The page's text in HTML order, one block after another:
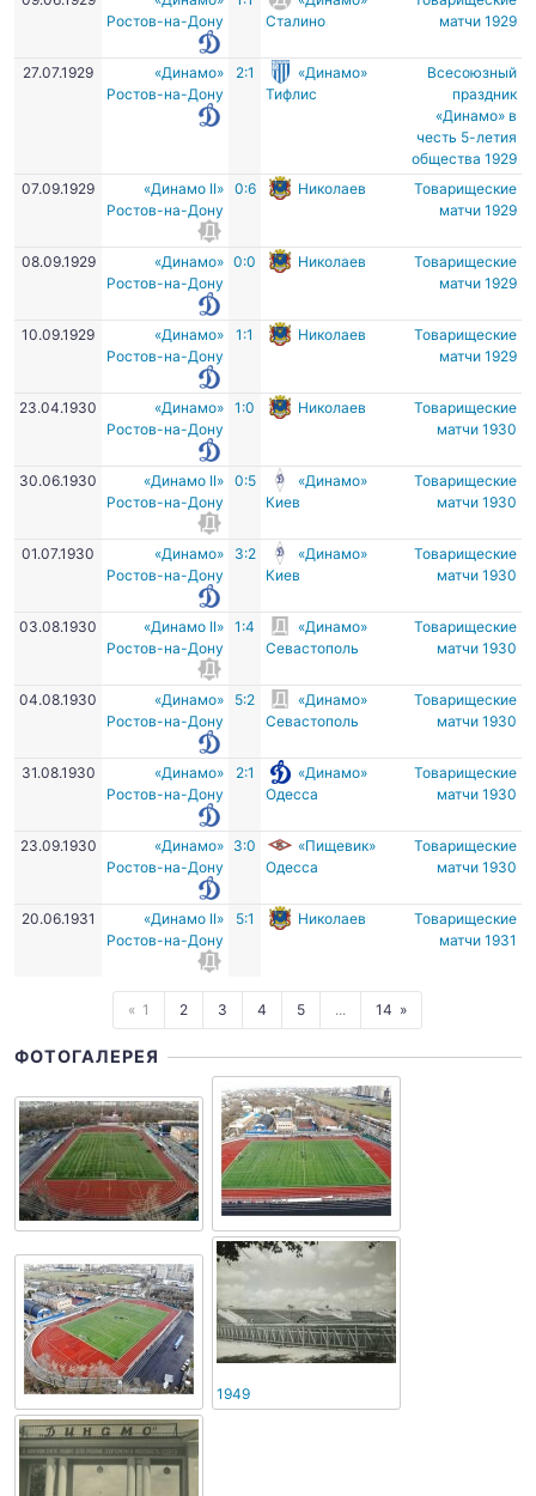
Ростов-на-Дону
Сталино
матчи 1929
27.07.1929
«Динамо»
Ростов-на-Дону
2:1
«Динамо»
Тифлис
Всесоюзный
праздник
«Динамо» в
честь 5-летия
общества 1929
07.09.1929
«Динамо II»
Ростов-на-Дону
0:6 Николаев
Товарищеские
матчи 1929
08.09.1929
«Динамо»
Ростов-на-Дону
0:0 Николаев
Товарищеские
матчи 1929
10.09.1929
«Динамо»
Ростов-на-Дону
1:1 Николаев
Товарищеские
матчи 1929
23.04.1930
«Динамо»
Ростов-на-Дону
1:0 Николаев
Товарищеские
матчи 1930
30.06.1930
«Динамо II»
Ростов-на-Дону
0:5
«Динамо»
Киев
Товарищеские
матчи 1930
01.07.1930
«Динамо»
Ростов-на-Дону
3:2
«Динамо»
Киев
Товарищеские
матчи 1930
03.08.1930
«Динамо II»
Ростов-на-Дону
1:4
«Динамо»
Севастополь
Товарищеские
матчи 1930
04.08.1930
«Динамо»
Ростов-на-Дону
5:2
«Динамо»
Севастополь
Товарищеские
матчи 1930
31.08.1930
«Динамо»
Ростов-на-Дону
2:1
«Динамо»
Одесса
Товарищеские
матчи 1930
23.09.1930
«Динамо»
Ростов-на-Дону
3:0
«Пищевик»
Одесса
Товарищеские
матчи 1930
20.06.1931
«Динамо II»
Ростов-на-Дону
5:1 Николаев
Товарищеские
матчи 1931
1 2 3 4 5 ... 14
ФОТОГАЛЕРЕЯ
1949